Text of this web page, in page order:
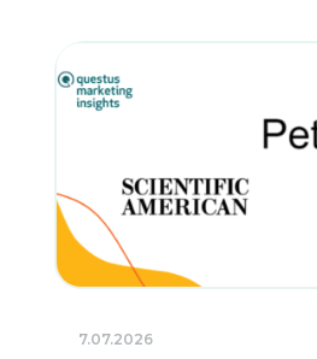
7.07.2026